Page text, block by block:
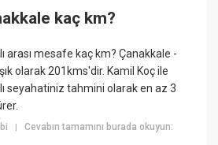
kaç km?
arası mesafe kaç km? Çanakkale -
olarak 201kms'dir. Kamil Koç ile
seyahatiniz tahmini olarak en az 3
|Cevabın tamamını burada okuyun: